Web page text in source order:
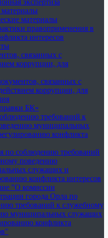
экспертиза
материалы
правоприменения в
интересов
связанных с
коррупции, для
связанных с
коррупции, для
БК»
требований к
муниципальных
конфликта
по соблюдению требований
поведению
служащих и
конфликта интересов
"О комиссии
города Орла по
требований к служебному
муниципальных служащих
конфликта